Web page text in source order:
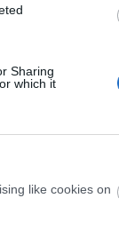
Sharing
which it
like cookies on
Geci:
miatt
blog